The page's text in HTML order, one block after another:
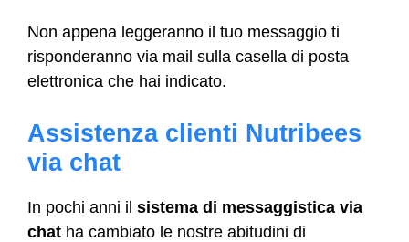
Non appena leggeranno il tuo messaggio ti
risponderanno via mail sulla casella di posta
elettronica che hai indicato.
Assistenza clienti Nutribees
via chat
In pochi anni il sistema di messaggistica via
chat ha cambiato le nostre abitudini di